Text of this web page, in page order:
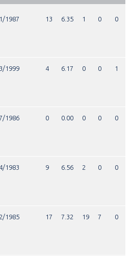
1987 13 6.35 1 0 0
1999 4 6.17 0 0 1
1986 0 0.00 0 0 0
1983 9 6.56 2 0 0
1985 17 7.32 19 7 0